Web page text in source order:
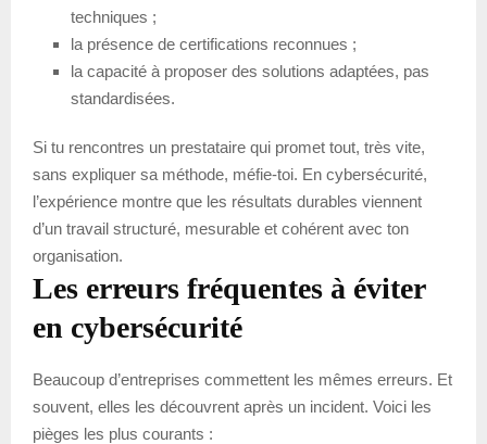
techniques ;
la présence de certifications reconnues ;
la capacité à proposer des solutions adaptées, pas
standardisées.
Si tu rencontres un prestataire qui promet tout, très vite,
sans expliquer sa méthode, méfie-toi. En cybersécurité,
l’expérience montre que les résultats durables viennent
d’un travail structuré, mesurable et cohérent avec ton
organisation.
Les erreurs fréquentes à éviter
en cybersécurité
Beaucoup d’entreprises commettent les mêmes erreurs. Et
souvent, elles les découvrent après un incident. Voici les
pièges les plus courants :